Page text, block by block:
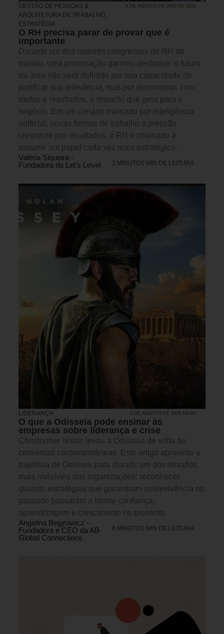
GESTÃO DE PESSOAS &
ARQUITETURA DE TRABALHO
ESTRATÉGIA
4 DE AGOSTO DE 2026 DE 2026
O RH precisa parar de provar que é
importante
Durante um dos maiores congressos de RH do
mundo, uma provocação ganhou destaque: o futuro
da área não será definido por sua capacidade de
justificar sua relevância, mas por demonstrar, com
dados e resultados, o impacto que gera para o
negócio. Em um cenário marcado por inteligência
artificial, novas formas de trabalho e pressão
crescente por resultados, o RH é chamado a
assumir um papel cada vez mais estratégico.
Valéria Siqueira -
Fundadora da Let’s Level
3 MINUTOS MIN DE LEITURA
LIDERANÇA 3 DE AGOSTO DE 2026 14H00
O que a Odisseia pode ensinar às
empresas sobre liderança e crise
Christopher Nolan levou a Odisseia de volta às
conversas contemporâneas. Este artigo aproveita a
trajetória de Odisseu para discutir um dos desafios
mais invisíveis das organizações: reconhecer
quando estratégias que garantiram sobrevivência no
passado passaram a limitar confiança,
aprendizagem e crescimento no presente.
Angelina Bejgrowicz -
Fundadora e CEO da AB-
Global Connections
6 MINUTOS MIN DE LEITURA